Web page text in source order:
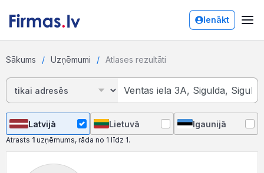
Ienākt
Sākums Uzņēmumi Atlases rezultāti
Latvijā Lietuvā Igaunijā
Atrasts 1 uzņēmums, rāda no 1 līdz 1.